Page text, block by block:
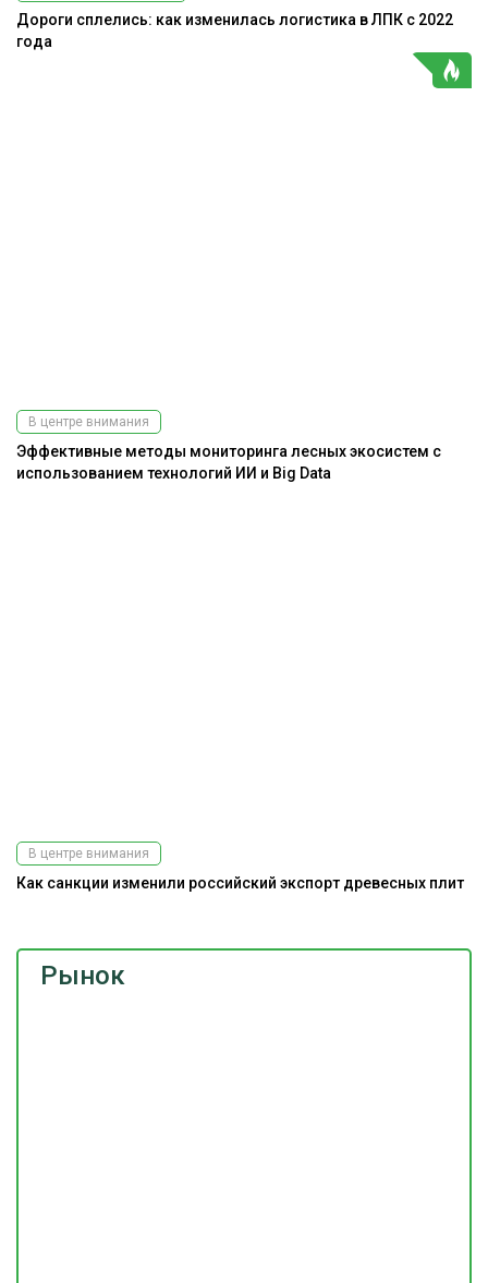
Рынок
Дороги сплелись: как изменилась логистика в ЛПК с 2022
года
В центре внимания
Эффективные методы мониторинга лесных экосистем с
использованием технологий ИИ и Big Data
В центре внимания
Как санкции изменили российский экспорт древесных плит